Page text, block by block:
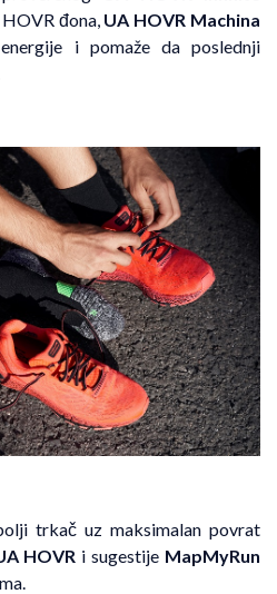
đona, UA HOVR Machina
i pomaže da poslednji
trkač uz maksimalan povrat
HOVR i sugestije MapMyRun